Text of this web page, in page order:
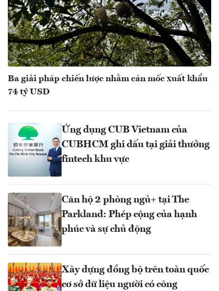
Ba giải pháp chiến lược nhằm cán mốc xuất khẩu
74 tỷ USD
Ứng dụng CUB Vietnam của
CUBHCM ghi dấu tại giải thưởng
fintech khu vực
Căn hộ 2 phòng ngủ+ tại The
Parkland: Phép cộng của hạnh
phúc và sự chủ động
Xây dựng đồng bộ trên toàn quốc
cơ sở dữ liệu người có công